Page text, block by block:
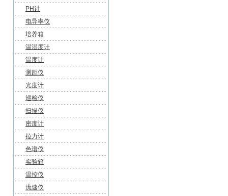
PH计
电导率仪
培养箱
温湿度计
温度计
测距仪
光度计
巡检仪
扫描仪
密度计
拉力计
色谱仪
实验箱
温控仪
流速仪